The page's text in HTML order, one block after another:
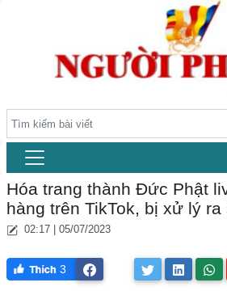
Hóa trang thành Đức Phật
hàng trên TikTok, bị xử lý ra
02:17 | 05/07/2023
3